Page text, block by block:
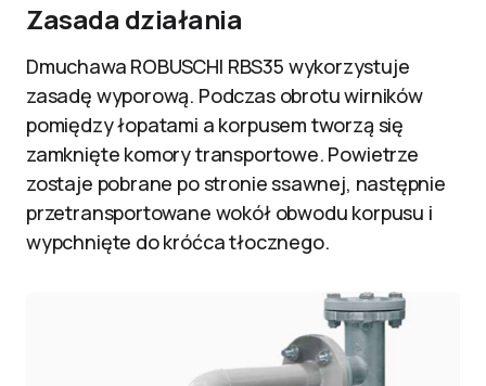
Zasada działania
Dmuchawa ROBUSCHI RBS35 wykorzystuje
zasadę wyporową. Podczas obrotu wirników
pomiędzy łopatami a korpusem tworzą się
zamknięte komory transportowe. Powietrze
zostaje pobrane po stronie ssawnej, następnie
przetransportowane wokół obwodu korpusu i
wypchnięte do króćca tłocznego.